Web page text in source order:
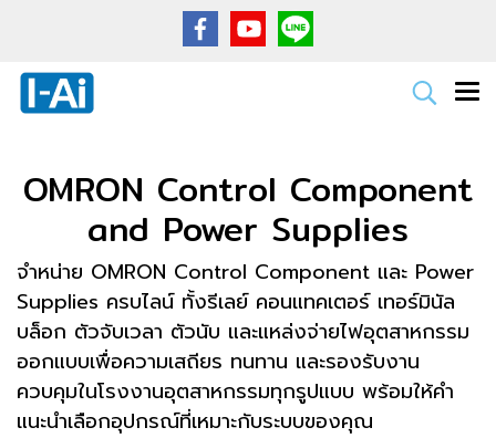
OMRON Control Component
and Power Supplies
จำหน่าย OMRON Control Component และ Power
Supplies ครบไลน์ ทั้งรีเลย์ คอนแทคเตอร์ เทอร์มินัล
บล็อก ตัวจับเวลา ตัวนับ และแหล่งจ่ายไฟอุตสาหกรรม
ออกแบบเพื่อความเสถียร ทนทาน และรองรับงาน
ควบคุมในโรงงานอุตสาหกรรมทุกรูปแบบ พร้อมให้คำ
แนะนำเลือกอุปกรณ์ที่เหมาะกับระบบของคุณ